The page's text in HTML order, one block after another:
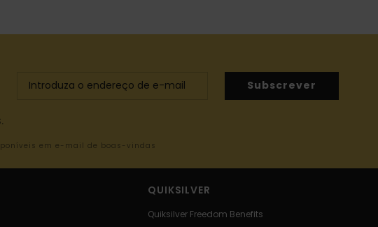
Subscrever
em e-mail de boas-vindas
QUIKSILVER
Quiksilver Freedom Benefits